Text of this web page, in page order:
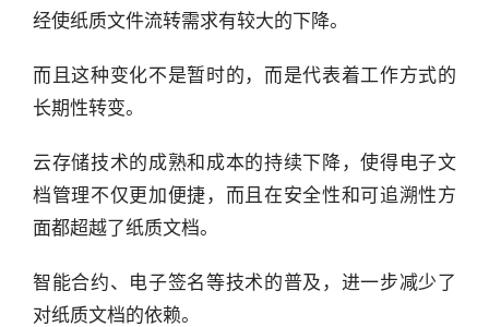
经使纸质文件流转需求有较大的下降。
而且这种变化不是暂时的，而是代表着工作方式的
长期性转变。
云存储技术的成熟和成本的持续下降，使得电子文
档管理不仅更加便捷，而且在安全性和可追溯性方
面都超越了纸质文档。
智能合约、电子签名等技术的普及，进一步减少了
对纸质文档的依赖。